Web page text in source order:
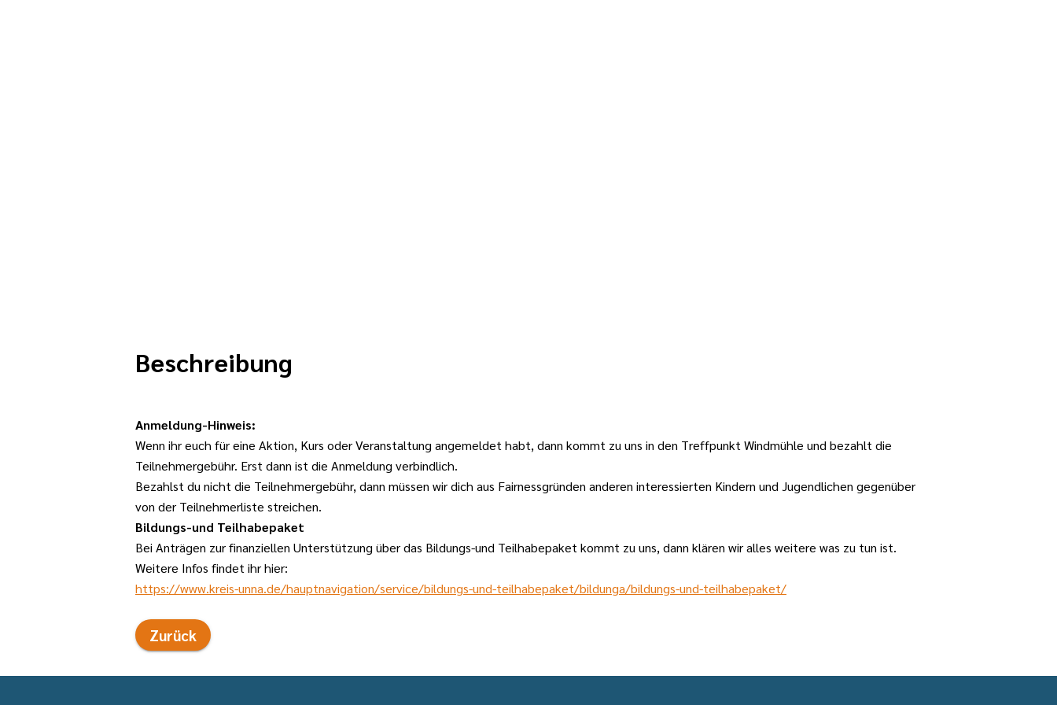
Beschreibung
Anmeldung-Hinweis:
Wenn ihr euch für eine Aktion, Kurs oder Veranstaltung angemeldet habt, dann kommt zu uns in den Treffpunkt Windmühle und bezahlt die
Teilnehmergebühr. Erst dann ist die Anmeldung verbindlich.
Bezahlst du nicht die Teilnehmergebühr, dann müssen wir dich aus Fairnessgründen anderen interessierten Kindern und Jugendlichen gegenüber
von der Teilnehmerliste streichen.
Bildungs-und Teilhabepaket
Bei Anträgen zur finanziellen Unterstützung über das Bildungs-und Teilhabepaket kommt zu uns, dann klären wir alles weitere was zu tun ist.
Weitere Infos findet ihr hier:
https://www.kreis-unna.de/hauptnavigation/service/bildungs-und-teilhabepaket/bildunga/bildungs-und-teilhabepaket/
Zurück